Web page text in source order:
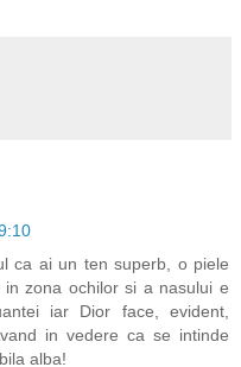
ca ai un ten superb, o piele
zona ochilor si a nasului e
iar Dior face, evident,
in vedere ca se intinde
alba!